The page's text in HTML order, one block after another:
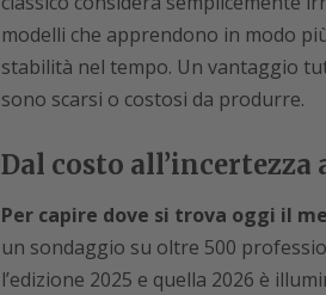
modelli che apprendono in modo
stabilità nel tempo. Un vantaggio
sono scarsi o costosi da produrre.
Dal costo
Per capire dove si trova oggi il
un sondaggio su oltre 500
l’edizione 2025 e quella 2026 è